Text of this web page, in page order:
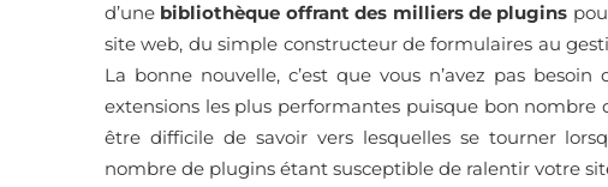
d’une bibliothèque offrant des milliers de plugins
site web, du simple constructeur de formulaires au
La bonne nouvelle, c’est que vous n’avez pas
extensions les plus performantes puisque bon nombre
être difficile de savoir vers lesquelles se tourner
nombre de plugins étant susceptible de ralentir votre